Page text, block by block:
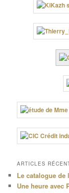
ARTICLES
Le catalogue de
Une heure avec